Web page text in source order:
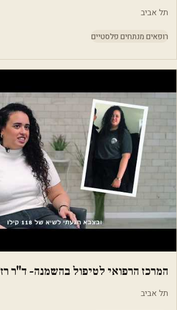
תל אביב
רופאים מנתחים פלסטיים
המרכז הרפואי לטיפול בהשמנה- ד"ר רז
תל אביב